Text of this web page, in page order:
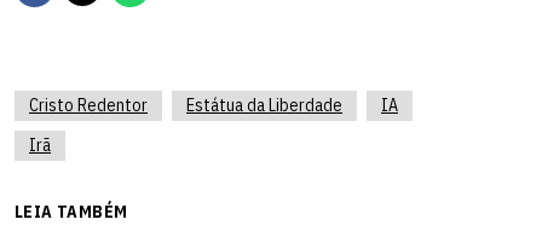
Cristo Redentor Estátua da Liberdade
IA
Irã
LEIA TAMBÉM